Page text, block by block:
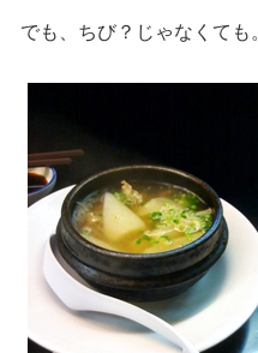
でも、ちび？じゃなくても